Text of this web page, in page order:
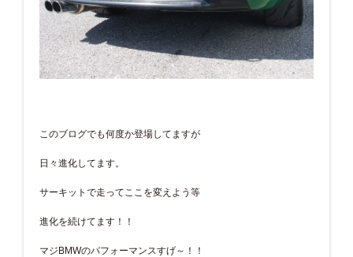
このブログでも何度か登場してますが
日々進化してます。
サーキットで走ってここを変えよう等
進化を続けてます！！
マジBMWのパフォーマンスすげ～！！